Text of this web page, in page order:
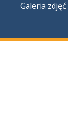
Galeria zdjęć